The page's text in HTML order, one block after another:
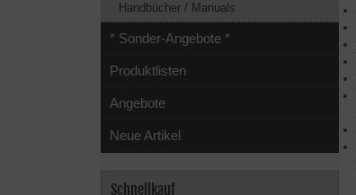
Handbücher / Manuals
* Sonder-Angebote *
Produktlisten
Angebote
Neue Artikel
Schnellkauf